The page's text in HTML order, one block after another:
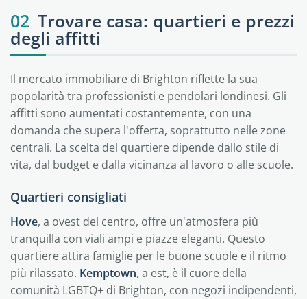
02 Trovare casa: quartieri e prezzi
degli affitti
Il mercato immobiliare di Brighton riflette la sua
popolarità tra professionisti e pendolari londinesi. Gli
affitti sono aumentati costantemente, con una
domanda che supera l'offerta, soprattutto nelle zone
centrali. La scelta del quartiere dipende dallo stile di
vita, dal budget e dalla vicinanza al lavoro o alle scuole.
Quartieri consigliati
Hove, a ovest del centro, offre un'atmosfera più
tranquilla con viali ampi e piazze eleganti. Questo
quartiere attira famiglie per le buone scuole e il ritmo
più rilassato. Kemptown, a est, è il cuore della
comunità LGBTQ+ di Brighton, con negozi indipendenti,